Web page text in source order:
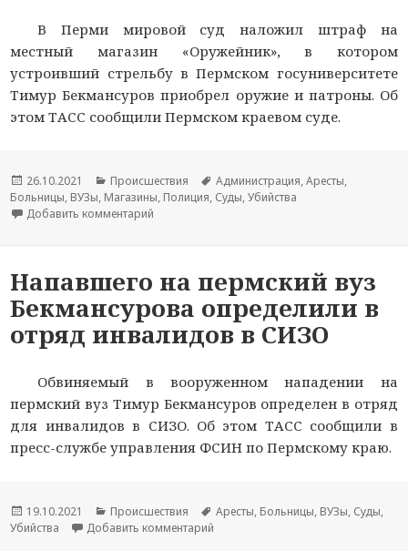
В Перми мировой суд наложил штраф на
местный магазин «Оружейник», в котором
устроивший стрельбу в Пермском госуниверситете
Тимур Бекмансуров приобрел оружие и патроны. Об
этом ТАСС сообщили Пермском краевом суде.
Опубликовано
26.10.2021 Рубрики
Происшествия Метки
Администрация,Аресты,
Больницы, ВУЗы, Магазины, Полиция, Суды,Убийства
Добавить комментарий
Напавшего на пермский вуз
Бекмансурова определили в
отряд инвалидов в СИЗО
Обвиняемый в вооруженном нападении на
пермский вуз Тимур Бекмансуров определен в отряд
для инвалидов в СИЗО. Об этом ТАСС сообщили в
пресс-службе управления ФСИН по Пермскому краю.
Опубликовано
19.10.2021 Рубрики
Происшествия Метки
Аресты, Больницы, ВУЗы, Суды,
Убийства
Добавить комментарий